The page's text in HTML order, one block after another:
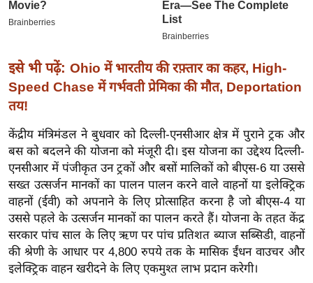
बे
सा
ल
श
य
त
यं
ग
इं
डि
या
सा
इसे भी पढ़ें: Ohio में भारतीय की रफ़्तार का कहर, High-
Speed Chase में गर्भवती प्रेमिका की मौत, Deportation
तय!
केंद्रीय मंत्रिमंडल ने बुधवार को दिल्ली-एनसीआर क्षेत्र में पुराने ट्रक और
बस को बदलने की योजना को मंजूरी दी। इस योजना का उद्देश्य दिल्ली-
एनसीआर में पंजीकृत उन ट्रकों और बसों मालिकों को बीएस-6 या उससे
सख्त उत्सर्जन मानकों का पालन पालन करने वाले वाहनों या इलेक्ट्रिक
वाहनों (ईवी) को अपनाने के लिए प्रोत्साहित करना है जो बीएस-4 या
उससे पहले के उत्सर्जन मानकों का पालन करते हैं। योजना के तहत केंद्र
सरकार पांच साल के लिए ऋण पर पांच प्रतिशत ब्याज सब्सिडी, वाहनों
की श्रेणी के आधार पर 4,800 रुपये तक के मासिक ईंधन वाउचर और
इलेक्ट्रिक वाहन खरीदने के लिए एकमुश्त लाभ प्रदान करेगी।